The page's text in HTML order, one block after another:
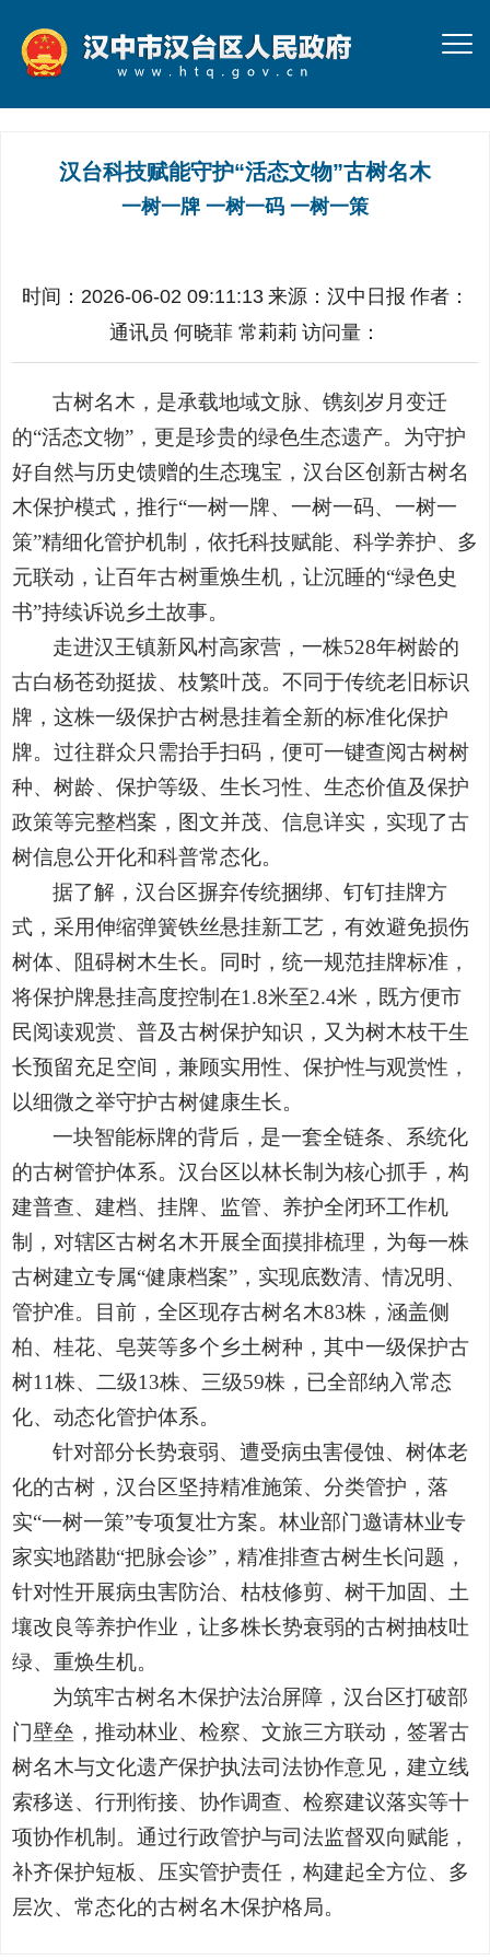
汉台科技赋能守护“活态文物”古树名木
一树一牌 一树一码 一树一策
时间：2026-06-02 09:11:13 来源： 汉中日报 作者：
通讯员 何晓菲 常莉莉 访问量：
古树名木，是承载地域文脉、镌刻岁月变迁
的“活态文物”，更是珍贵的绿色生态遗产。为守护
好自然与历史馈赠的生态瑰宝，汉台区创新古树名
木保护模式，推行“一树一牌、一树一码、一树一
策”精细化管护机制，依托科技赋能、科学养护、多
元联动，让百年古树重焕生机，让沉睡的“绿色史
书”持续诉说乡土故事。
走进汉王镇新风村高家营，一株528年树龄的
古白杨苍劲挺拔、枝繁叶茂。不同于传统老旧标识
牌，这株一级保护古树悬挂着全新的标准化保护
牌。过往群众只需抬手扫码，便可一键查阅古树树
种、树龄、保护等级、生长习性、生态价值及保护
政策等完整档案，图文并茂、信息详实，实现了古
树信息公开化和科普常态化。
据了解，汉台区摒弃传统捆绑、钉钉挂牌方
式，采用伸缩弹簧铁丝悬挂新工艺，有效避免损伤
树体、阻碍树木生长。同时，统一规范挂牌标准，
将保护牌悬挂高度控制在1.8米至2.4米，既方便市
民阅读观赏、普及古树保护知识，又为树木枝干生
长预留充足空间，兼顾实用性、保护性与观赏性，
以细微之举守护古树健康生长。
一块智能标牌的背后，是一套全链条、系统化
的古树管护体系。汉台区以林长制为核心抓手，构
建普查、建档、挂牌、监管、养护全闭环工作机
制，对辖区古树名木开展全面摸排梳理，为每一株
古树建立专属“健康档案”，实现底数清、情况明、
管护准。目前，全区现存古树名木83株，涵盖侧
柏、桂花、皂荚等多个乡土树种，其中一级保护古
树11株、二级13株、三级59株，已全部纳入常态
化、动态化管护体系。
针对部分长势衰弱、遭受病虫害侵蚀、树体老
化的古树，汉台区坚持精准施策、分类管护，落
实“一树一策”专项复壮方案。林业部门邀请林业专
家实地踏勘“把脉会诊”，精准排查古树生长问题，
针对性开展病虫害防治、枯枝修剪、树干加固、土
壤改良等养护作业，让多株长势衰弱的古树抽枝吐
绿、重焕生机。
为筑牢古树名木保护法治屏障，汉台区打破部
门壁垒，推动林业、检察、文旅三方联动，签署古
树名木与文化遗产保护执法司法协作意见，建立线
索移送、行刑衔接、协作调查、检察建议落实等十
项协作机制。通过行政管护与司法监督双向赋能，
补齐保护短板、压实管护责任，构建起全方位、多
层次、常态化的古树名木保护格局。